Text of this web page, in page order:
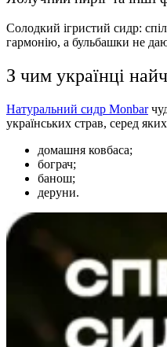
Солодкий ігристий сидр:
гармонію, а бульбашки не
З чим українці
Натуральний сидр Monbar
українських страв, серед
домашня ковбаса;
бограч;
банош;
деруни.